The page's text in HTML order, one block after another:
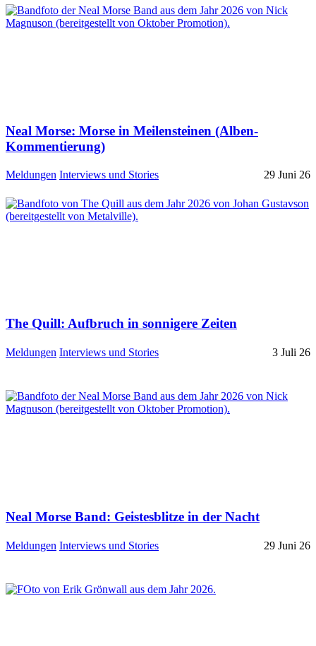
Neal Morse: Morse in Meilensteinen (Alben-
Kommentierung)
Meldungen Interviews und Stories 29 Juni 26
The Quill: Aufbruch in sonnigere Zeiten
Meldungen Interviews und Stories 3 Juli 26
Neal Morse Band: Geistesblitze in der Nacht
Meldungen Interviews und Stories 29 Juni 26